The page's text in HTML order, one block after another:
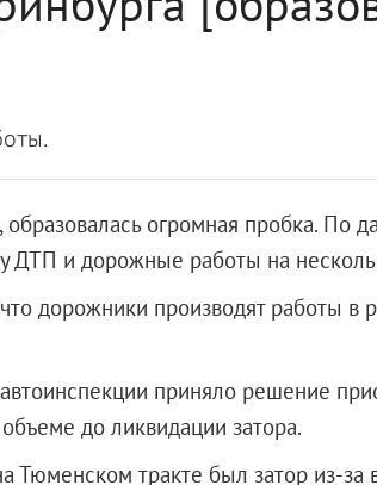
огромная пробка. По
ДТП и дорожные работы на
дорожники производят работы в
приняло решение
до ликвидации затора.
тракте был затор из-за